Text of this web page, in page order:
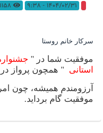
1404/02/31 - 9:38
1158
سرکار خانم روستا
موفقیت شما در "
استانی " همچون پرواز
آرزومندم همیشه، چون
موفقیت گام برداید.